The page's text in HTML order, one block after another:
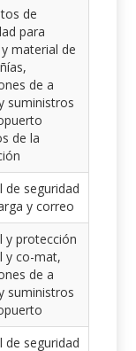
de
para
material de
de a
suministros
de la
de seguridad
y correo
y protección
y co-mat,
de a
suministros
de seguridad